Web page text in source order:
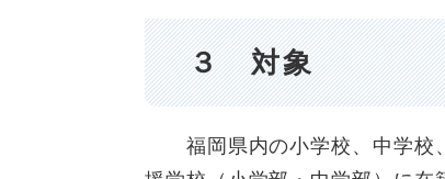
３ 対象
福岡県内の小学校、中学校